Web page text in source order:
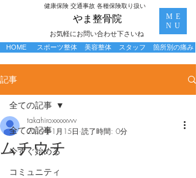
お気軽にお問い合わせ下さいね
​やま整骨院
​健康保険 交通事故 各種保険取り扱い
ME
NU
スポーツ整体 美容整体 箇所別の痛み
HOME スタッフ
記事
全ての記事
今すぐ始める
コミュニティ
全ての記事
ムチウチ
takahiroxxxxxvvv
2019年1月15日 読了時間: 0分